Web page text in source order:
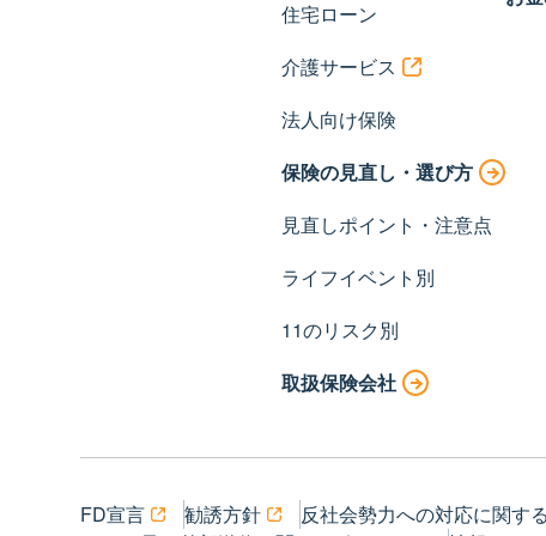
住宅ローン
介護サービス
法人向け保険
保険の見直し・選び方
見直しポイント・注意点
ライフイベント別
11のリスク別
取扱保険会社
FD宣言 勧誘方針 反社会勢力への対応に関す